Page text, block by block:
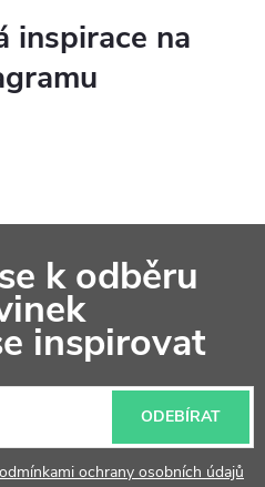
inspirace na
k odběru
inspirovat
ochrany osobních údajů
ODEBÍRAT